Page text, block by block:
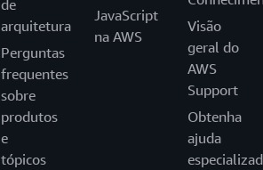
de
arquitetura
Perguntas
frequentes
sobre
produtos
e
tópicos
JavaScript
na AWS
Visão
geral do
AWS
Support
Obtenha
ajuda